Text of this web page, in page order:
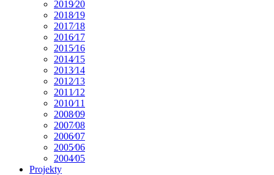
2019⁄20
2018⁄19
2017⁄18
2016⁄17
2015⁄16
2014⁄15
2013⁄14
2012⁄13
2011⁄12
2010⁄11
2008⁄09
2007⁄08
2006⁄07
2005⁄06
2004⁄05
Projekty